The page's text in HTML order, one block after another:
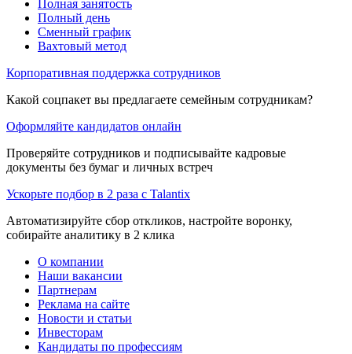
Полная занятость
Полный день
Сменный график
Вахтовый метод
Корпоративная поддержка сотрудников
Какой соцпакет вы предлагаете семейным сотрудникам?
Оформляйте кандидатов онлайн
Проверяйте сотрудников и подписывайте кадровые
документы без бумаг и личных встреч
Ускорьте подбор в 2 раза с Talantix
Автоматизируйте сбор откликов, настройте воронку,
собирайте аналитику в 2 клика
О компании
Наши вакансии
Партнерам
Реклама на сайте
Новости и статьи
Инвесторам
Кандидаты по профессиям